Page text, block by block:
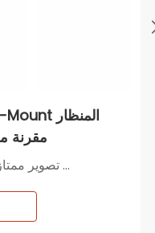
مقرنة
دقة فائقة الوضوح 4K، تصوير ممتاز
متوافق مع كاميرات التثبيت C-CS،